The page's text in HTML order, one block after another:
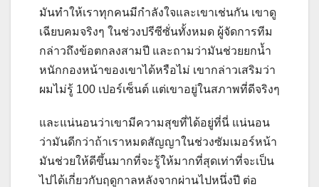
มันทำให้เราทุกคนมีกำลังใจและเขาเช่นกัน เขาดู
เฉียบคมจริงๆ ในช่วงปรีซีซั่นทั้งหมด ผู้จัดการทีม
กล่าวถึงข้อตกลงสามปี และถามว่ามันช่วยยกน้ำ
หนักกองหน้าของเขาได้หรือไม่ เขากล่าวเสริมว่า
ผมไม่รู้ 100 เปอร์เซ็นต์ แต่เขาอยู่ในสภาพที่ดีจริงๆ
และแน่นอนว่าเขามีความสุขที่ได้อยู่ที่นี่ แน่นอน
ว่ามันดีกว่าถ้าเราหมดสัญญาในช่วงซัมเมอร์หน้า
มันช่วยให้ดีขึ้นมากที่จะรู้ให้มากที่สุดเท่าที่จะเป็น
ไปได้เกี่ยวกับฤดูกาลหลังจากผ่านไปหนึ่งปี ต่อ